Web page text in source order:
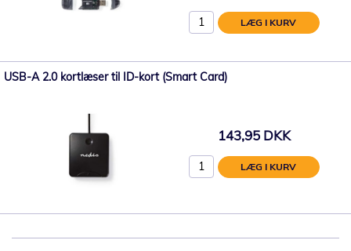
LÆG I KURV
USB-A 2.0 kortlæser til ID-kort (Smart Card)
143,95 DKK
LÆG I KURV